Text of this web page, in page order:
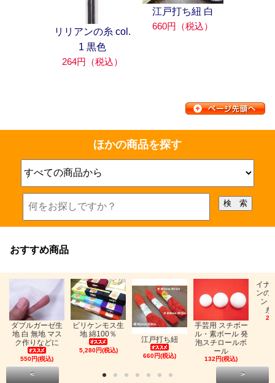
リリアンの糸 col.
1 黒色
264円（税込）
江戸打ち紐 白
660円（税込）
ほかの商品を探す
おすすめ商品
ダブルガーゼ生
地 白 無地 マス
ク作りなどに
550円(税込)
ビリケンモス生
地 綿100％
5,280円(税込)
江戸打ち紐
660円(税込)
手芸用 スチボー
ル・素ボール 発
泡スチロールボ
ール
132円(税込)
イナ
ンの
ン
糸
< >